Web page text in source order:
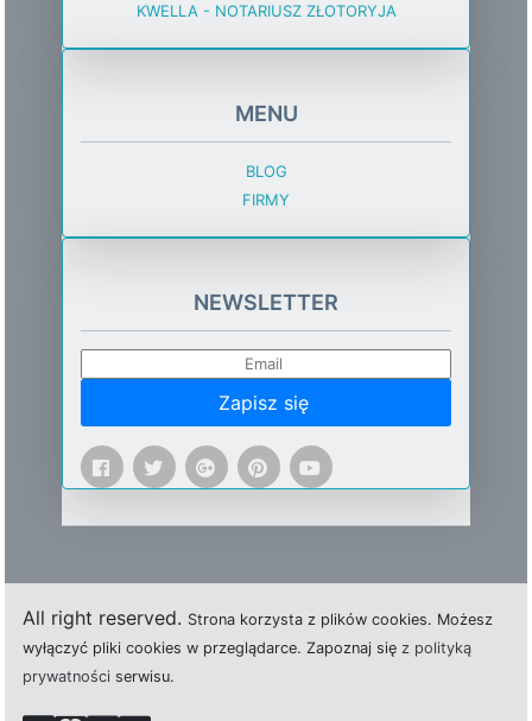
KWELLA - NOTARIUSZ ZŁOTORYJA
MENU
BLOG
FIRMY
NEWSLETTER
Zapisz się
All right reserved. Strona korzysta z plików cookies. Możesz
wyłączyć pliki cookies w przeglądarce. Zapoznaj się z polityką
prywatności serwisu.